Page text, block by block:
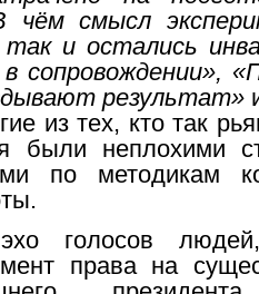
чём смысл
и остались
сопровождении»,
результат»
из тех, кто так
были неплохими
по методикам
голосов
права на